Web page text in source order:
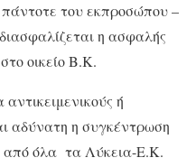
του εκπροσώπου –
η ασφαλής
οικείο Β.Κ.
ή
αδύνατη η συγκέντρωση
όλα τα Λύκεια-Ε.Κ.